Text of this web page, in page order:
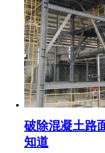
破除混凝土路
知道